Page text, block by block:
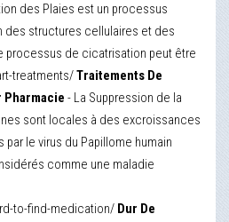
des Plaies est un processus
des structures cellulaires et des
processus de cicatrisation peut être
treatments/Traitements De
Pharmacie - La Suppression de la
sont locales à des excroissances
le virus du Papillome humain
comme une maladie
to-find-medication/ Dur De